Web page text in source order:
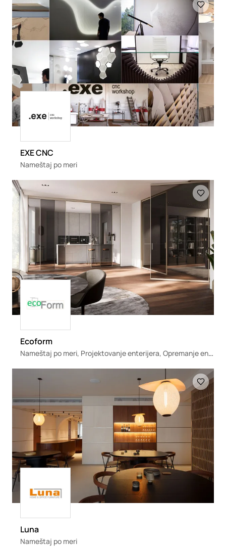
EXE CNC
Nameštaj po meri
Loading
Ecoform
Nameštaj po meri, Projektovanje enterijera, Opremanje enterijera
Luna
Nameštaj po meri